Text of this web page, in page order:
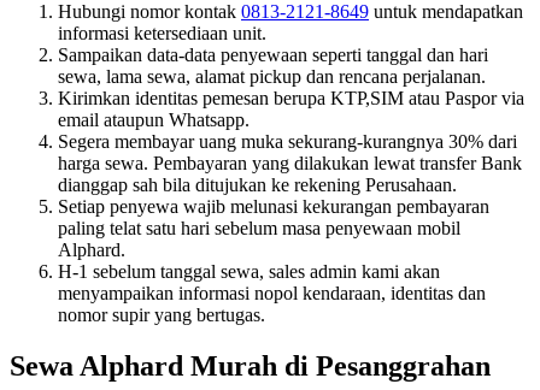
Hubungi nomor kontak 0813-2121-8649 untuk mendapatkan
informasi ketersediaan unit.
Sampaikan data-data penyewaan seperti tanggal dan hari
sewa, lama sewa, alamat pickup dan rencana perjalanan.
Kirimkan identitas pemesan berupa KTP,SIM atau Paspor via
email ataupun Whatsapp.
Segera membayar uang muka sekurang-kurangnya 30% dari
harga sewa. Pembayaran yang dilakukan lewat transfer Bank
dianggap sah bila ditujukan ke rekening Perusahaan.
Setiap penyewa wajib melunasi kekurangan pembayaran
paling telat satu hari sebelum masa penyewaan mobil
Alphard.
H-1 sebelum tanggal sewa, sales admin kami akan
menyampaikan informasi nopol kendaraan, identitas dan
nomor supir yang bertugas.
Sewa Alphard Murah di Pesanggrahan